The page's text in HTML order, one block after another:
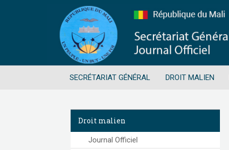
SECRÉTARIAT GÉNÉRAL DROIT MALIEN
Droit malien
Journal Officiel